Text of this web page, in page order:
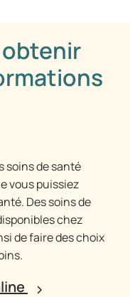
soins de santé
vous puissiez
Des soins de
chez
de faire des choix